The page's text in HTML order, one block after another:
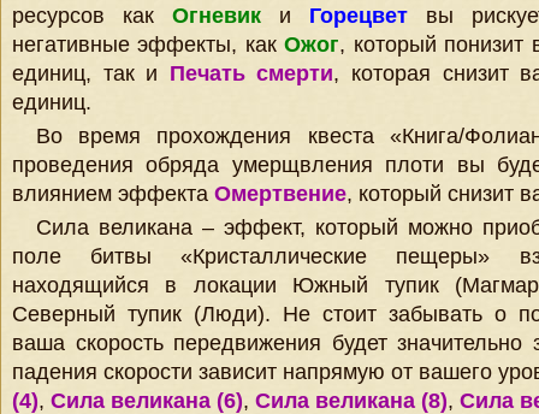
ресурсов как Огневик и Горецвет вы
негативные эффекты, какОжог, который понизит
единиц, так и Печать смерти, которая снизит
единиц.
Во время прохождения квеста «Книга/
проведения обряда умерщвления плоти вы
влиянием эффекта Омертвение, который снизит
Сила великана – эффект, который можно
поле битвы «Кристаллические пещеры»
находящийся в локации Южный тупик
Северный тупик (Люди). Не стоит забывать о
ваша скорость передвижения будет значительно
падения скорости зависит напрямую от вашего
(4), Сила великана (6), Сила великана (8), Сила